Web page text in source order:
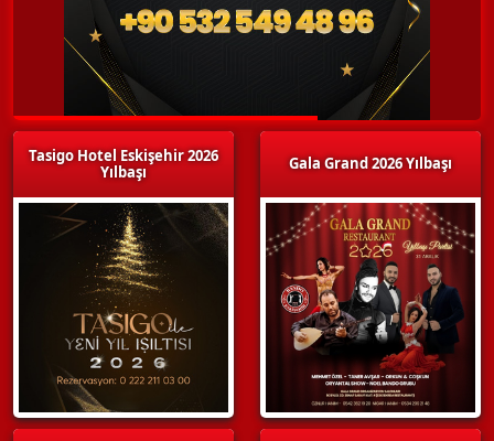
Tasigo Hotel Eskişehir 2026
Yılbaşı
Gala Grand 2026 Yılbaşı